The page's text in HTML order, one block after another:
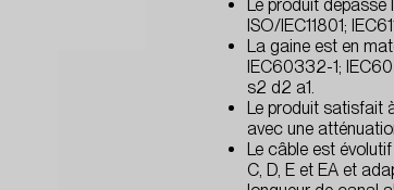
Le produit dépasse
ISO/IEC11801;
La gaine est en
IEC60332-1;
s2 d2 a1.
Le produit satisfait
avec une
Le câble est
C, D, E et EA et